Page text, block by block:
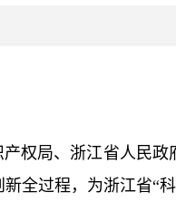
权局、浙江省人民
全过程，为浙江省“